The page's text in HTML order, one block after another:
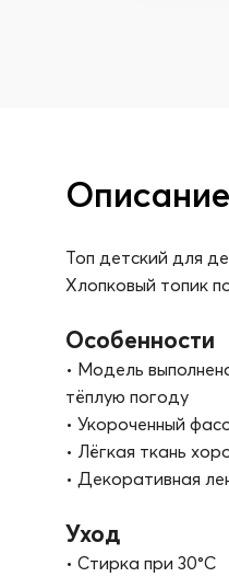
Описание
Топ детский для
Хлопковый топик
Особенности
• Модель
тёплую погоду
• Укороченный
• Лёгкая ткань
• Декоративная
Уход
• Стирка при 30°C